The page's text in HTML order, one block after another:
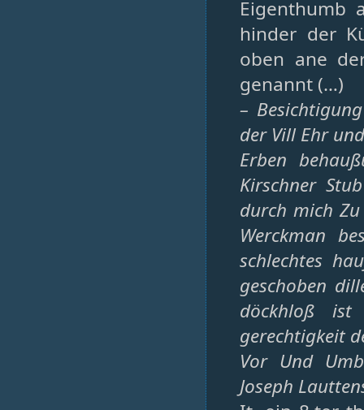
Eigenthumb
hinder der
oben ane
genannt (…)
–
der Vill Ehr
Erben
Kirschner
durch mich
Werckman
schlechtes
geschoben
döckhloß
gerechtigkeit
Vor Und
Joseph